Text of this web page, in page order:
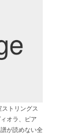
トリングス
オラ、ピア
が読めない全